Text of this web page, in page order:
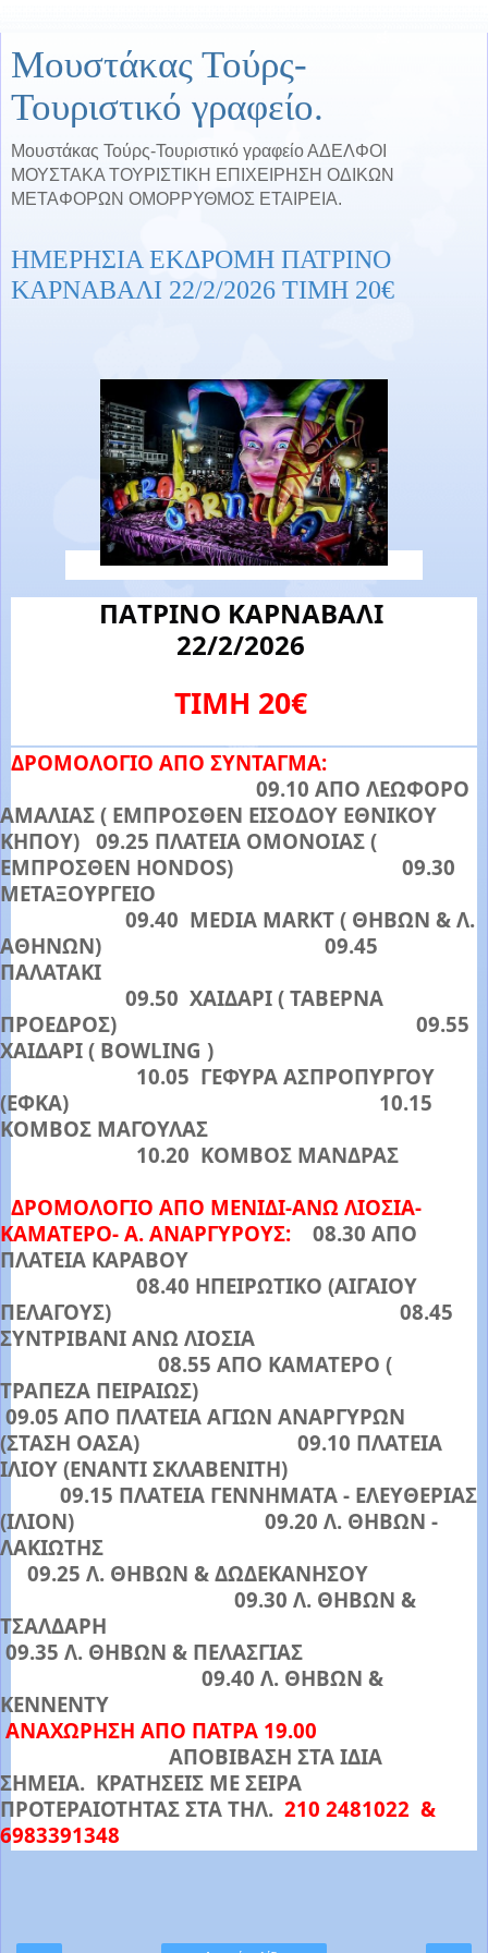
Μουστάκας Τούρς-
Τουριστικό γραφείο.
Μουστάκας Τούρς-Τουριστικό γραφείο ΑΔΕΛΦΟΙ
ΜΟΥΣΤΑΚΑ ΤΟΥΡΙΣΤΙΚΗ ΕΠΙΧΕΙΡΗΣΗ ΟΔΙΚΩΝ
ΜΕΤΑΦΟΡΩΝ ΟΜΟΡΡΥΘΜΟΣ ΕΤΑΙΡΕΙΑ.
ΗΜΕΡΗΣΙΑ ΕΚΔΡΟΜΗ ΠΑΤΡΙΝΟ
ΚΑΡΝΑΒΑΛΙ 22/2/2026 ΤΙΜΗ 20€
ΠΑΤΡΙΝΟ ΚΑΡΝΑΒΑΛΙ
22/2/2026
ΤΙΜΗ 20€
ΔΡΟΜΟΛΟΓΙΟ ΑΠΟ ΣΥΝΤΑΓΜΑ:
09.10 ΑΠΟ ΛΕΩΦΟΡΟ
ΑΜΑΛΙΑΣ ( ΕΜΠΡΟΣΘΕΝ ΕΙΣΟΔΟΥ ΕΘΝΙΚΟΥ
ΚΗΠΟΥ) 09.25 ΠΛΑΤΕΙΑ ΟΜΟΝΟΙΑΣ (
ΕΜΠΡΟΣΘΕΝ HONDOS) 09.30
ΜΕΤΑΞΟΥΡΓΕΙΟ
09.40 MEDIA MARKT ( ΘΗΒΩΝ & Λ.
ΑΘΗΝΩΝ) 09.45
ΠΑΛΑΤΑΚΙ
09.50 ΧΑΙΔΑΡΙ ( ΤΑΒΕΡΝΑ
ΠΡΟΕΔΡΟΣ) 09.55
ΧΑΙΔΑΡΙ ( BOWLING )
10.05 ΓΕΦΥΡΑ ΑΣΠΡΟΠΥΡΓΟΥ
(ΕΦΚΑ) 10.15
ΚΟΜΒΟΣ ΜΑΓΟΥΛΑΣ
10.20 ΚΟΜΒΟΣ ΜΑΝΔΡΑΣ
ΔΡΟΜΟΛΟΓΙΟ ΑΠΟ ΜΕΝΙΔΙ-ΑΝΩ ΛΙΟΣΙΑ-
ΚΑΜΑΤΕΡΟ- Α. ΑΝΑΡΓΥΡΟΥΣ:
08.30 ΑΠΟ
ΠΛΑΤΕΙΑ ΚΑΡΑΒΟΥ
08.40 ΗΠΕΙΡΩΤΙΚΟ (ΑΙΓΑΙΟΥ
ΠΕΛΑΓΟΥΣ) 08.45
ΣΥΝΤΡΙΒΑΝΙ ΑΝΩ ΛΙΟΣΙΑ
08.55 ΑΠΟ ΚΑΜΑΤΕΡΟ (
ΤΡΑΠΕΖΑ ΠΕΙΡΑΙΩΣ)
09.05 ΑΠΟ ΠΛΑΤΕΙΑ ΑΓΙΩΝ ΑΝΑΡΓΥΡΩΝ
(ΣΤΑΣΗ ΟΑΣΑ) 09.10 ΠΛΑΤΕΙΑ
ΙΛΙΟΥ (ΕΝΑΝΤΙ ΣΚΛΑΒΕΝΙΤΗ)
09.15 ΠΛΑΤΕΙΑ ΓΕΝΝΗΜΑΤΑ - ΕΛΕΥΘΕΡΙΑΣ
(ΙΛΙΟΝ) 09.20 Λ. ΘΗΒΩΝ -
ΛΑΚΙΩΤΗΣ
09.25 Λ. ΘΗΒΩΝ & ΔΩΔΕΚΑΝΗΣΟΥ
09.30 Λ. ΘΗΒΩΝ &
ΤΣΑΛΔΑΡΗ
09.35 Λ. ΘΗΒΩΝ & ΠΕΛΑΣΓΙΑΣ
09.40 Λ. ΘΗΒΩΝ &
ΚΕΝΝΕΝΤΥ
ΑΝΑΧΩΡΗΣΗ ΑΠΟ ΠΑΤΡΑ 19.00
ΑΠΟΒΙΒΑΣΗ ΣΤΑ ΙΔΙΑ
ΣΗΜΕΙΑ. ΚΡΑΤΗΣΕΙΣ ΜΕ ΣΕΙΡΑ
ΠΡΟΤΕΡΑΙΟΤΗΤΑΣ ΣΤΑ ΤΗΛ. 210 2481022 &
6983391348